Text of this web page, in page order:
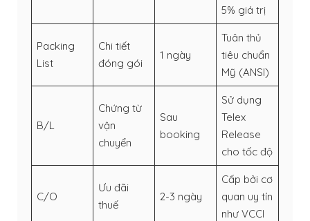
5% giá trị
Packing
List
Chi tiết
đóng gói
1 ngày
Tuân thủ
tiêu chuẩn
Mỹ (ANSI)
B/L
Chứng từ
vận
chuyển
Sau
booking
Sử dụng
Telex
Release
cho tốc độ
C/O
Ưu đãi
thuế
2-3 ngày
Cấp bởi cơ
quan uy tín
như VCCI